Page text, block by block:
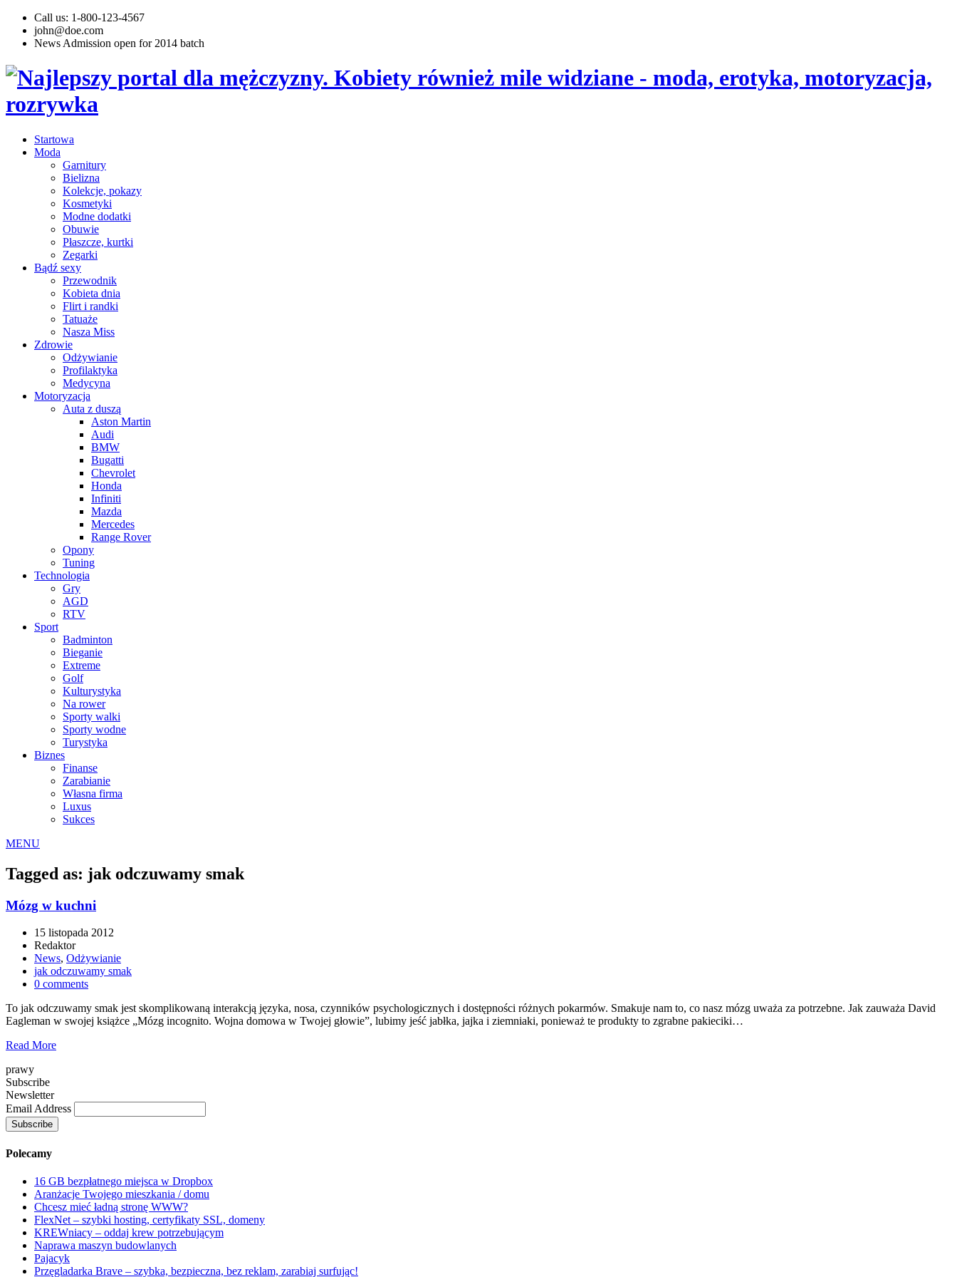
Call us: 1-800-123-4567
john@doe.com
News Admission open for 2014 batch
Startowa
Moda
Garnitury
Bielizna
Kolekcje, pokazy
Kosmetyki
Modne dodatki
Obuwie
Płaszcze, kurtki
Zegarki
Bądź sexy
Przewodnik
Kobieta dnia
Flirt i randki
Tatuaże
Nasza Miss
Zdrowie
Odżywianie
Profilaktyka
Medycyna
Motoryzacja
Auta z duszą
Aston Martin
Audi
BMW
Bugatti
Chevrolet
Honda
Infiniti
Mazda
Mercedes
Range Rover
Opony
Tuning
Technologia
Gry
AGD
RTV
Sport
Badminton
Bieganie
Extreme
Golf
Kulturystyka
Na rower
Sporty walki
Sporty wodne
Turystyka
Biznes
Finanse
Zarabianie
Własna firma
Luxus
Sukces
MENU
Tagged as: jak odczuwamy smak
Mózg w kuchni
15 listopada 2012
Redaktor
News, Odżywianie
jak odczuwamy smak
0 comments
To jak odczuwamy smak jest skomplikowaną interakcją języka, nosa, czynników psychologicznych i dostępności różnych pokarmów. Smakuje nam to, co nasz mózg uważa za potrzebne. Jak zauważa David
Eagleman w swojej książce „Mózg incognito. Wojna domowa w Twojej głowie”, lubimy jeść jabłka, jajka i ziemniaki, ponieważ te produkty to zgrabne pakieciki…
Read More
prawy
Subscribe
Newsletter
Email Address
Polecamy
16 GB bezpłatnego miejsca w Dropbox
Aranżacje Twojego mieszkania / domu
Chcesz mieć ładną stronę WWW?
FlexNet – szybki hosting, certyfikaty SSL, domeny
KREWniacy – oddaj krew potrzebującym
Naprawa maszyn budowlanych
Pajacyk
Przęgladarka Brave – szybka, bezpieczna, bez reklam, zarabiaj surfując!